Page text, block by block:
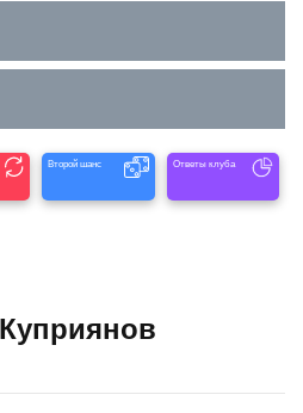
Второй шанс Ответы клуба